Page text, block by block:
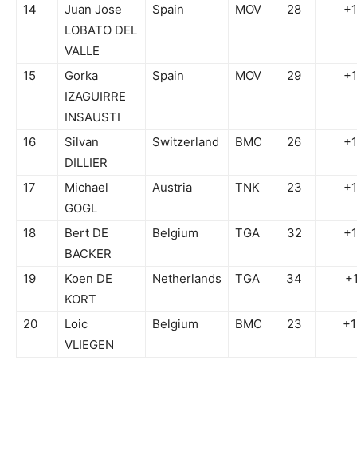
14
Juan Jose
LOBATO DEL
VALLE
Spain MOV 28
15
Gorka
IZAGUIRRE
INSAUSTI
Spain MOV 29
16
Silvan
DILLIER
Switzerland BMC 26
17
Michael
GOGL
Austria TNK 23
18
Bert DE
BACKER
Belgium TGA 32
19
Koen DE
KORT
Netherlands TGA 34
20
Loic
VLIEGEN
Belgium BMC 23